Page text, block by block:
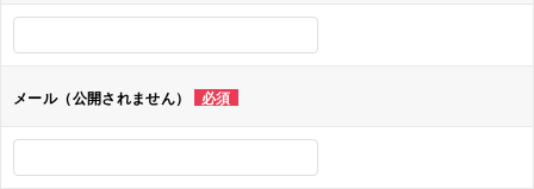
シ
ョ
ン
メール（公開されません） 必須